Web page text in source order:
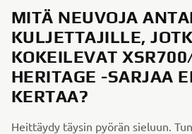
MITÄ NEUVOJA
KULJETTAJILLE,
KOKEILEVAT
HERITAGE -SARJAA
KERTAA?
Heittäydy täysin pyörän sieluun.